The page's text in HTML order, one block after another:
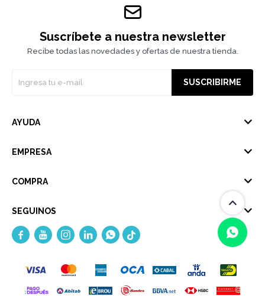
(0/4)
Suscríbete a nuestra newsletter
Recibe todas las novedades y ofertas de nuestra tienda.
SUSCRIBIRME
AYUDA
EMPRESA
COMPRA
SEGUINOS
    